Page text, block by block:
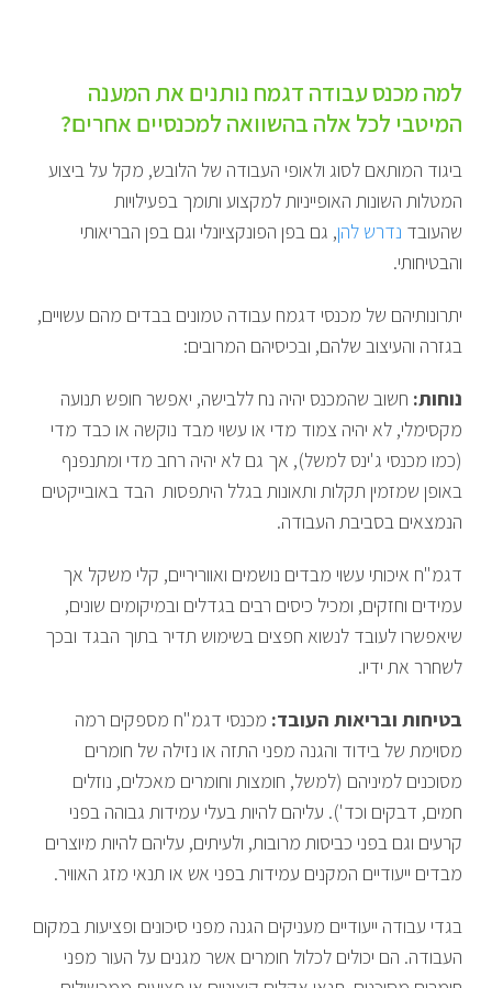
למה מכנס עבודה דגמח נותנים את המענה
המיטבי לכל אלה בהשוואה למכנסיים אחרים?
ביגוד המותאם לסוג ולאופי העבודה של הלובש, מקל על ביצוע
המטלות השונות האופייניות למקצוע ותומך בפעילויות
שהעובד נדרש להן, גם בפן הפונקציונלי וגם בפן הבריאותי
והבטיחותי.
יתרונותיהם של מכנסי דגמח עבודה טמונים בבדים מהם עשויים,
בגזרה והעיצוב שלהם, ובכיסיהם המרובים:
נוחות: חשוב שהמכנס יהיה נח ללבישה, יאפשר חופש תנועה
מקסימלי, לא יהיה צמוד מדי או עשוי מבד נוקשה או כבד מדי
(כמו מכנסי ג'ינס למשל), אך גם לא יהיה רחב מדי ומתנפנף
באופן שמזמין תקלות ותאונות בגלל היתפסות הבד באובייקטים
הנמצאים בסביבת העבודה.
דגמ"ח איכותי עשוי מבדים נושמים ואווריריים, קלי משקל אך
עמידים וחזקים, ומכיל כיסים רבים בגדלים ובמיקומים שונים,
שיאפשרו לעובד לנשוא חפצים בשימוש תדיר בתוך הבגד ובכך
לשחרר את ידיו.
בטיחות ובריאות העובד: מכנסי דגמ"ח מספקים רמה
מסוימת של בידוד והגנה מפני התזה או נזילה של חומרים
מסוכנים למיניהם (למשל, חומצות וחומרים מאכלים, נוזלים
חמים, דבקים וכד'). עליהם להיות בעלי עמידות גבוהה בפני
קרעים וגם בפני כביסות מרובות, ולעיתים, עליהם להיות מיוצרים
מבדים ייעודיים המקנים עמידות בפני אש או תנאי מזג האוויר.
בגדי עבודה ייעודיים מעניקים הגנה מפני סיכונים ופציעות במקום
העבודה. הם יכולים לכלול חומרים אשר מגנים על העור מפני